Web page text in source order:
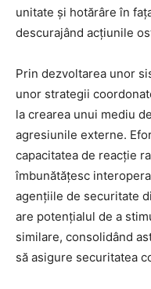
unitate și hotărâre în
descurajând acțiunile
Prin dezvoltarea unor
unor strategii
la crearea unui mediu
agresiunile externe.
capacitatea de reacție
îmbunătățesc
agențiile de securitate
are potențialul de a
similare, consolidând
să asigure securitatea